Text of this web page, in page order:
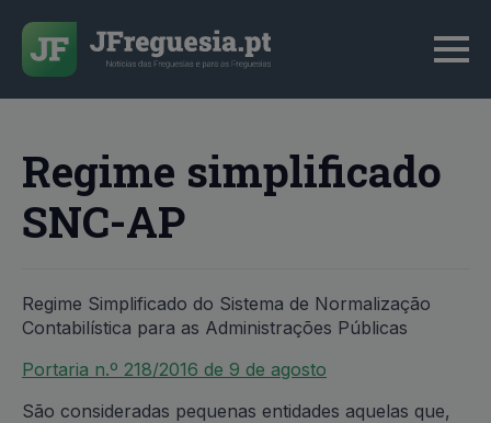
Regime simplificado
SNC-AP
Regime Simplificado do Sistema de Normalização
Contabilística para as Administrações Públicas
Portaria n.º 218/2016 de 9 de agosto
São consideradas pequenas entidades aquelas que,